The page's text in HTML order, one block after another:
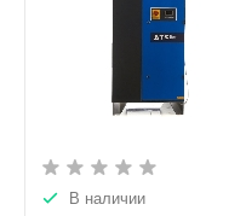
В наличии